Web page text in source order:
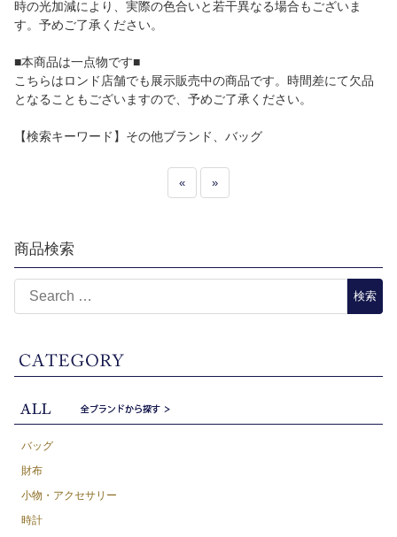
時の光加減により、実際の色合いと若干異なる場合もございま
す。予めご了承ください。
■本商品は一点物です■
こちらはロンド店舗でも展示販売中の商品です。時間差にて欠品
となることもございますので、予めご了承ください。
【検索キーワード】その他ブランド、バッグ
« »
商品検索
バッグ
財布
小物・アクセサリー
時計